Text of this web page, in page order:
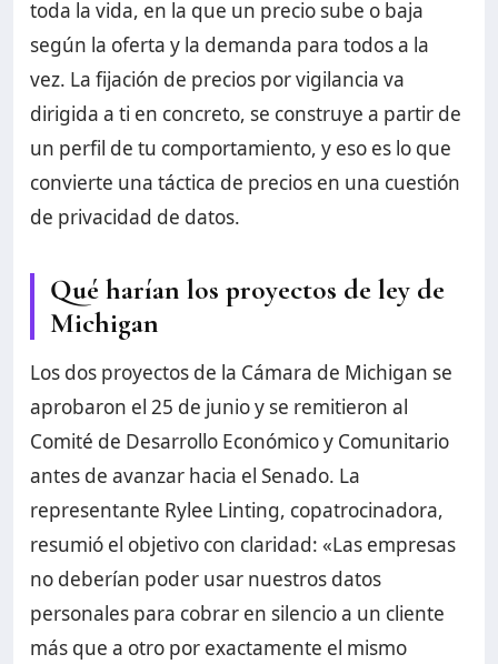
toda la vida, en la que un precio sube o baja
según la oferta y la demanda para todos a la
vez. La fijación de precios por vigilancia va
dirigida a ti en concreto, se construye a partir de
un perfil de tu comportamiento, y eso es lo que
convierte una táctica de precios en una cuestión
de privacidad de datos.
Qué harían los proyectos de ley de
Michigan
Los dos proyectos de la Cámara de Michigan se
aprobaron el 25 de junio y se remitieron al
Comité de Desarrollo Económico y Comunitario
antes de avanzar hacia el Senado. La
representante Rylee Linting, copatrocinadora,
resumió el objetivo con claridad: «Las empresas
no deberían poder usar nuestros datos
personales para cobrar en silencio a un cliente
más que a otro por exactamente el mismo